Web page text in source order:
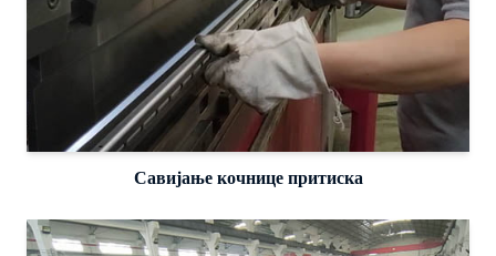
Савијање кочнице притиска